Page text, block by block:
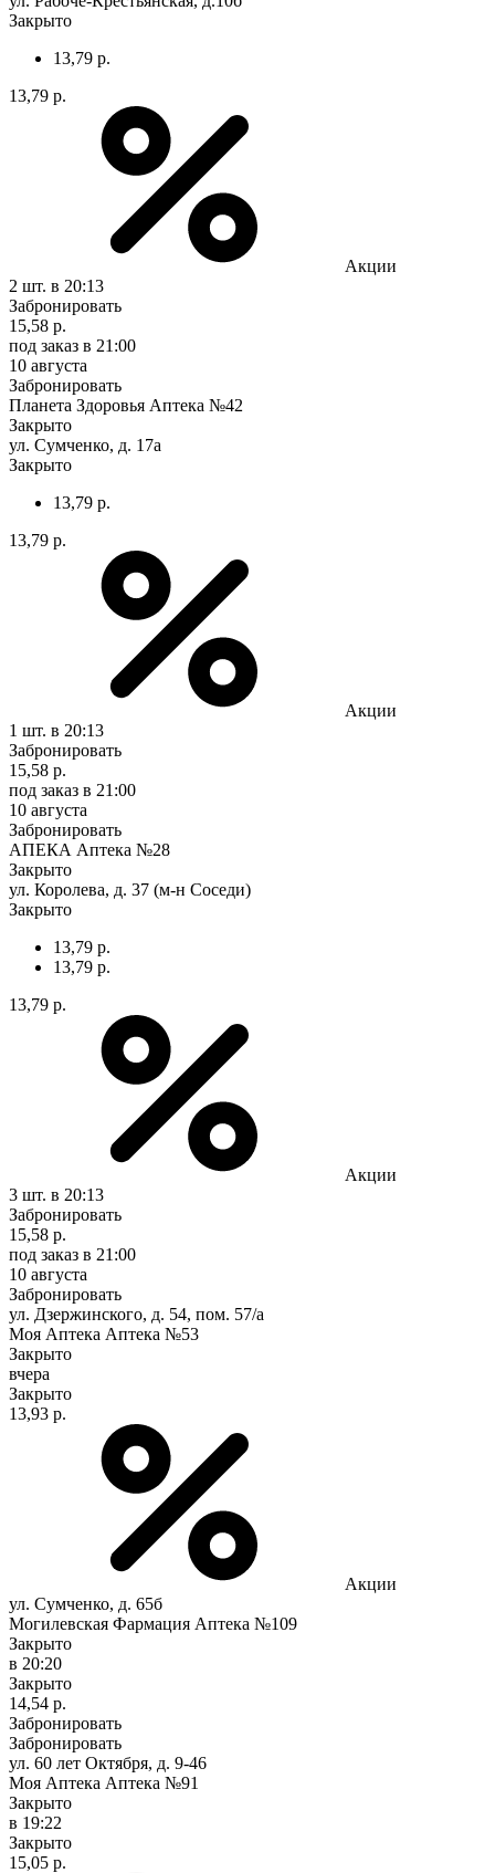
Закрыто
13,79 р.
13,79 р.
Акции
2 шт. в 20:13
Забронировать
15,58 р.
под заказ в 21:00
10 августа
Забронировать
Планета Здоровья Аптека №42
Закрыто
ул. Сумченко, д. 17а
Закрыто
13,79 р.
13,79 р.
Акции
1 шт. в 20:13
Забронировать
15,58 р.
под заказ в 21:00
10 августа
Забронировать
АПЕКА Аптека №28
Закрыто
ул. Королева, д. 37 (м-н Соседи)
Закрыто
13,79 р.
13,79 р.
13,79 р.
Акции
3 шт. в 20:13
Забронировать
15,58 р.
под заказ в 21:00
10 августа
Забронировать
ул. Дзержинского, д. 54, пом. 57/а
Моя Аптека Аптека №53
Закрыто
вчера
Закрыто
13,93 р.
Акции
ул. Сумченко, д. 65б
Могилевская Фармация Аптека №109
Закрыто
в 20:20
Закрыто
14,54 р.
Забронировать
Забронировать
ул. 60 лет Октября, д. 9-46
Моя Аптека Аптека №91
Закрыто
в 19:22
Закрыто
15,05 р.